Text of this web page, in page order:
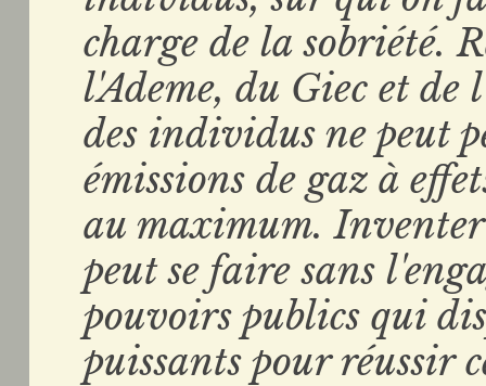
charge de la sobriété.
l'Ademe, du Giec et
des individus ne peut
émissions de gaz à
au maximum. Inventer
peut se faire sans
pouvoirs publics qui
puissants pour réussir